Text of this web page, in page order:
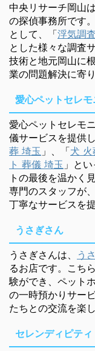
中央リサーチ岡山
の探偵事務所です
として、「浮気調
とした様々な調査
技術と地元岡山に
業の問題解決に寄
愛心ペットセレモ
愛心ペットセレモ
儀サービスを提供
葬 埼玉 」、「犬 火
ト 葬儀 埼玉 」と
トの最後を温かく
専門のスタッフが
丁寧なサービスを
うさぎさん
うさぎさんは、 う
るお店です。こち
験ができ、ペット
の一時預かりサー
たちとの交流を楽
セレンディピテ